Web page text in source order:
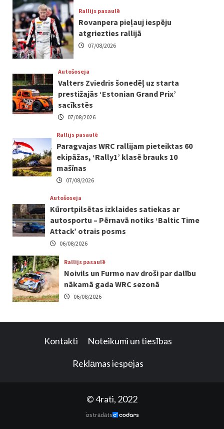
Rallijs pasaulē
Rovanpera pieļauj iespēju
atgriezties rallijā
07/08/2026
Autošoseja
Valters Zviedris šonedēļ uz starta
prestižajās ‘Estonian Grand Prix’
sacīkstēs
07/08/2026
Rallijs pasaulē
Paragvajas WRC rallijam pieteiktas 60
ekipāžas, ‘Rally1’ klasē brauks 10
mašīnas
07/08/2026
Autošoseja
Kūrortpilsētas izklaides satiekas ar
autosportu – Pērnavā notiks ‘Baltic Time
Attack’ otrais posms
06/08/2026
Rallijs pasaulē
Noivils un Furmo nav droši par dalību
nākamā gada WRC sezonā
06/08/2026
Kontakti Noteikumi un tiesības
Reklāmas iespējas
© 4rati, 2022
izstrādāts